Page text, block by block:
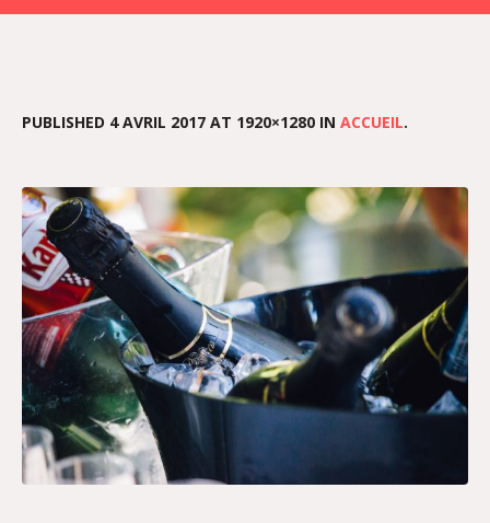
PUBLISHED 4 AVRIL 2017 AT 1920×1280 IN ACCUEIL.